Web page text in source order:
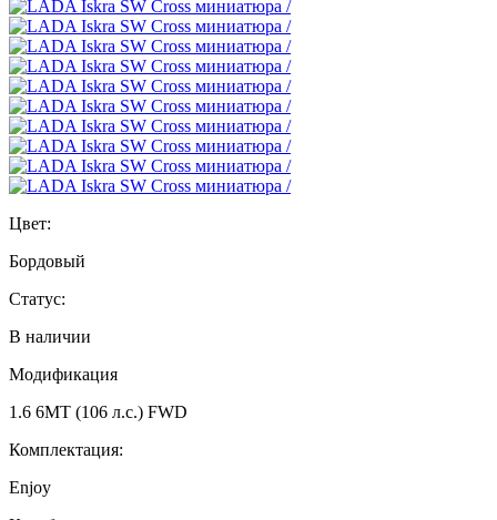
Цвет:
Бордовый
Статус:
В наличии
Модификация
1.6 6МТ (106 л.с.) FWD
Комплектация:
Enjoy